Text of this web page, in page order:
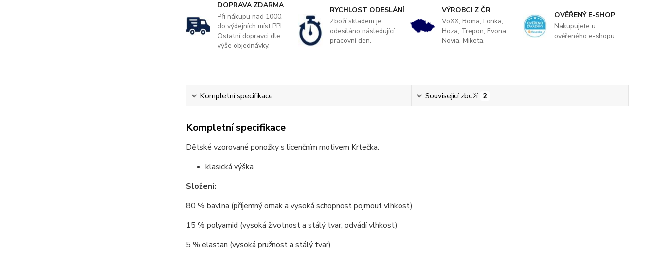
DOPRAVA ZDARMA
Při nákupu nad 1000,-
do výdejních míst PPL.
Ostatní dopravci dle
výše objednávky.
RYCHLOST ODESLÁNÍ
Zboží skladem je
odesíláno následující
pracovní den.
VÝROBCI Z ČR
VoXX, Boma, Lonka,
Hoza, Trepon, Evona,
Novia, Miketa.
OVĚŘENÝ E-SHOP
Nakupujete u
ověřeného e-shopu.
Kompletní specifikace Související zboží 2
Kompletní specifikace
Dětské vzorované ponožky s licenčním motivem Krtečka.
klasická výška
Složení:
80 % bavlna (příjemný omak a vysoká schopnost pojmout vlhkost)
15 % polyamid (vysoká životnost a stálý tvar, odvádí vlhkost)
5 % elastan (vysoká pružnost a stálý tvar)